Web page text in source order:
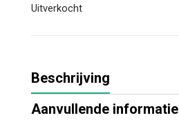
Uitverkocht
Beschrijving
Aanvullende informatie